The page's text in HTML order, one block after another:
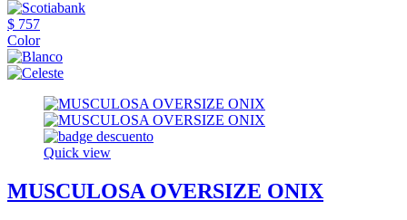
$ 757
Color
Quick view
MUSCULOSA OVERSIZE ONIX